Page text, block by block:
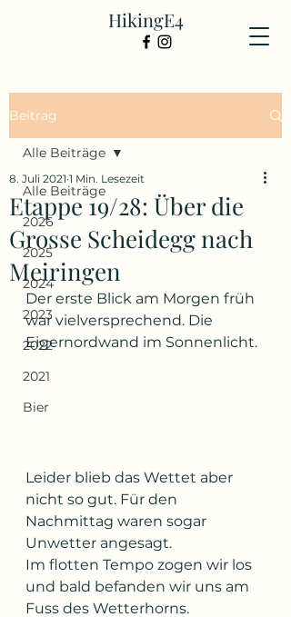
HikingE4
Beitrag
Alle Beiträge
2026
2025
2024
2023
2022
2021
Bier
Alle Beiträge
Etappe 19/28: Über die
Grosse Scheidegg nach
Meiringen
8. Juli 2021 1 Min. Lesezeit
Der erste Blick am Morgen früh
war vielversprechend. Die
Eigernordwand im Sonnenlicht.
Leider blieb das Wettet aber
nicht so gut. Für den
Nachmittag waren sogar
Unwetter angesagt.
Im flotten Tempo zogen wir los
und bald befanden wir uns am
Fuss des Wetterhorns.